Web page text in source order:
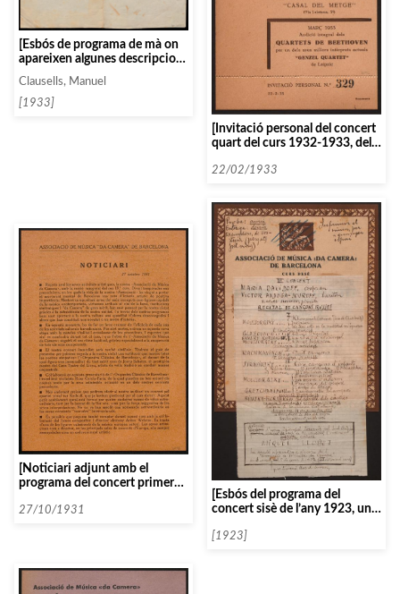
[Esbós de programa de mà on
apareixen algunes descripcions
Berlín]
Clausells, Manuel
[1933]
[Invitació personal del concert
quart del curs 1932-1933, del
22/02/1933
[Noticiari adjunt amb el
programa del concert primer
27/10/1931
[Esbós del programa del
concert sisè de l’any 1923, un
[1923]